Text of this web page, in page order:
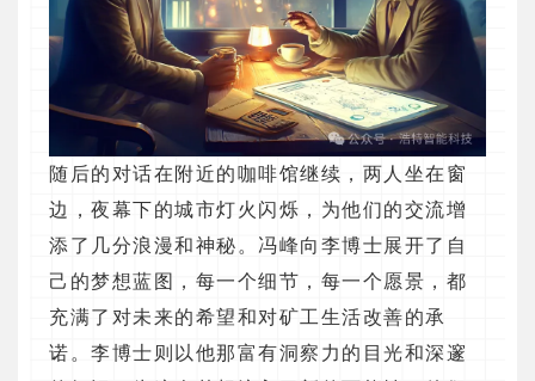
随后的对话在附近的咖啡馆继续，两人坐在窗
边，夜幕下的城市灯火闪烁，为他们的交流增
添了几分浪漫和神秘。冯峰向李博士展开了自
己的梦想蓝图，每一个细节，每一个愿景，都
充满了对未来的希望和对矿工生活改善的承
诺。李博士则以他那富有洞察力的目光和深邃